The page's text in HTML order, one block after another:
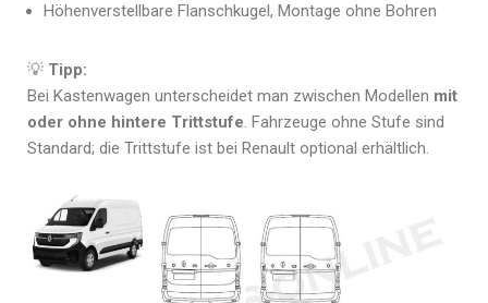
Höhenverstellbare Flanschkugel, Montage ohne Bohren
💡 Tipp:
Bei Kastenwagen unterscheidet man zwischen Modellen mit
oder ohne hintere Trittstufe. Fahrzeuge ohne Stufe sind
Standard; die Trittstufe ist bei Renault optional erhältlich.